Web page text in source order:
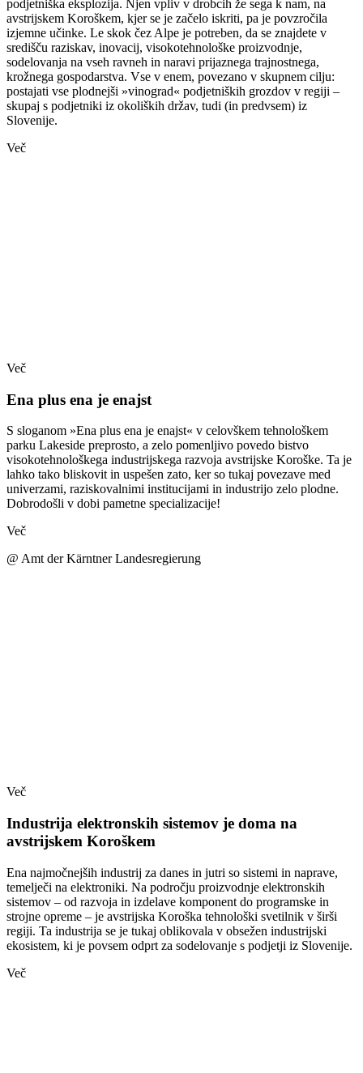
podjetniška eksplozija. Njen vpliv v drobcih že sega k nam, na
avstrijskem Koroškem, kjer se je začelo iskriti, pa je povzročila
izjemne učinke. Le skok čez Alpe je potreben, da se znajdete v
središču raziskav, inovacij, visokotehnološke proizvodnje,
sodelovanja na vseh ravneh in naravi prijaznega trajnostnega,
krožnega gospodarstva. Vse v enem, povezano v skupnem cilju:
postajati vse plodnejši »vinograd« podjetniških grozdov v regiji –
skupaj s podjetniki iz okoliških držav, tudi (in predvsem) iz
Slovenije.
Več
Več
Ena plus ena je enajst
S sloganom »Ena plus ena je enajst« v celovškem tehnološkem
parku Lakeside preprosto, a zelo pomenljivo povedo bistvo
visokotehnološkega industrijskega razvoja avstrijske Koroške. Ta je
lahko tako bliskovit in uspešen zato, ker so tukaj povezave med
univerzami, raziskovalnimi institucijami in industrijo zelo plodne.
Dobrodošli v dobi pametne specializacije!
Več
@ Amt der Kärntner Landesregierung
Več
Industrija elektronskih sistemov je doma na
avstrijskem Koroškem
Ena najmočnejših industrij za danes in jutri so sistemi in naprave,
temelječi na elektroniki. Na področju proizvodnje elektronskih
sistemov – od razvoja in izdelave komponent do programske in
strojne opreme – je avstrijska Koroška tehnološki svetilnik v širši
regiji. Ta industrija se je tukaj oblikovala v obsežen industrijski
ekosistem, ki je povsem odprt za sodelovanje s podjetji iz Slovenije.
Več